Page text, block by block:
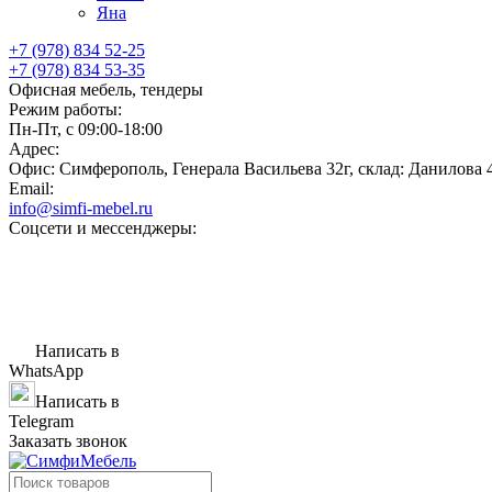
Яна
+7 (978) 834 52-25
+7 (978) 834 53-35
Офисная мебель, тендеры
Режим работы:
Пн-Пт, с 09:00-18:00
Адрес:
Офис: Симферополь, Генерала Васильева 32г, склад: Данилова
Email:
info@simfi-mebel.ru
Соцсети и мессенджеры:
Написать в
WhatsApp
Написать в
Telegram
Заказать звонок